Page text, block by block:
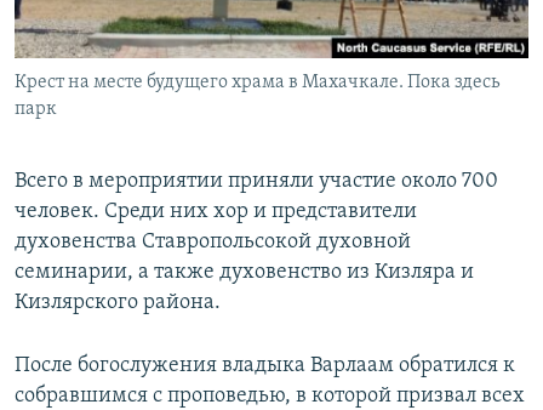
Крест на месте будущего храма в Махачкале. Пока здесь
парк
Всего в мероприятии приняли участие около 700
человек. Среди них хор и представители
духовенства Ставропольсокой духовной
семинарии, а также духовенство из Кизляра и
Кизлярского района.
После богослужения владыка Варлаам обратился к
собравшимся с проповедью, в которой призвал всех